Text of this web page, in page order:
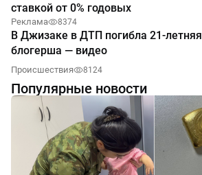
ставкой от 0% годовых
Реклама 8374
В Джизаке в ДТП погибла 21-летняя
блогерша — видео
Происшествия 8124
Популярные новости